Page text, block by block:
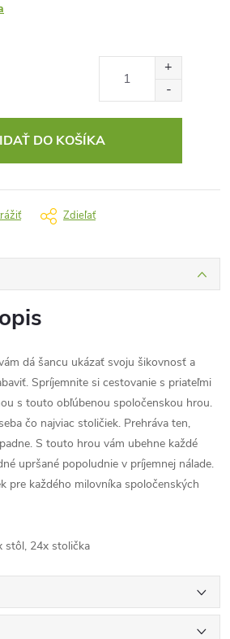
DO KOŠÍKA
Zdieľať
dá šancu ukázať svoju šikovnosť a
Spríjemnite si cestovanie s priateľmi
s touto obľúbenou spoločenskou hrou.
čo najviac stoličiek. Prehráva ten,
S touto hrou vám ubehne každé
upršané popoludnie v príjemnej nálade.
pre každého milovníka spoločenských
stôl, 24x stolička